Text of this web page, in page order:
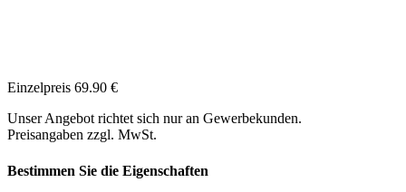
Einzelpreis 69.90 €
Unser Angebot richtet sich nur an Gewerbekunden.
Preisangaben zzgl. MwSt.
Bestimmen Sie die Eigenschaften